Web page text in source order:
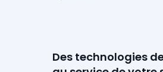
Des technologies